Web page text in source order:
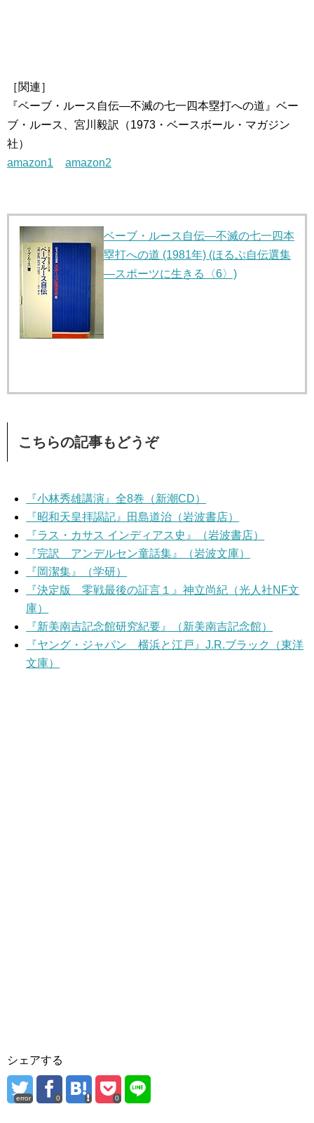
［関連］
『ベーブ・ルース自伝―不滅の七一四本塁打への道』ベー
ブ・ルース、宮川毅訳（1973・ベースボール・マガジン
社）
amazon1
amazon2
ベーブ・ルース自伝―不滅の七一四本
塁打への道 (1981年) (ほるぷ自伝選集
―スポーツに生きる〈6〉)
こちらの記事もどうぞ
『小林秀雄講演』全8巻（新潮CD）
『昭和天皇拝謁記』田島道治（岩波書店）
『ラス・カサス インディアス史』（岩波書店）
『完訳 アンデルセン童話集』（岩波文庫）
『岡潔集』（学研）
『決定版 零戦最後の証言１』神立尚紀（光人社NF文
庫）
『新美南吉記念館研究紀要』（新美南吉記念館）
『ヤング・ジャパン 横浜と江戸』J.R.ブラック（東洋
文庫）
シェアする
error 0 0